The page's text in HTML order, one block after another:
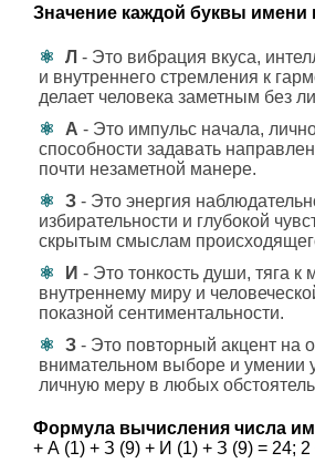
Значение каждой буквы имени
Л - Это вибрация вкуса,
и внутреннего стремления к
делает человека заметным без
А - Это импульс начала,
способности задавать
почти незаметной манере.
З - Это энергия
избирательности и глубокой
скрытым смыслам
И - Это тонкость души, тяга к
внутреннему миру и
показной сентиментальности.
З - Это повторный акцент на
внимательном выборе и умении
личную меру в любых
Формула вычисления числа
+ А (1) + З (9) + И (1) + З (9) = 24; 2